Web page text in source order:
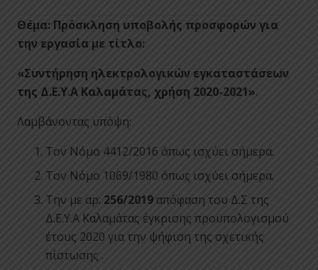
Θέμα: Πρόσκληση υποβολής προσφορών για
την εργασία με τίτλο:
«Συντήρηση ηλεκτρολογικών εγκαταστάσεων
της Δ.Ε.Υ.Α Καλαμάτας, χρήση 2020-2021».
Λαμβάνοντας υπόψη:
Τον Νόμο 4412/2016 όπως ισχύει σήμερα.
Τον Νόμο 1069/1980 όπως ισχύει σήμερα.
Την με αρ: 256/2019 απόφαση του Δ.Σ της
Δ.Ε.Υ.Α Καλαμάτας έγκρισης προϋπολογισμού
έτους 2020 για την ψήφιση της σχετικής
πίστωσης .